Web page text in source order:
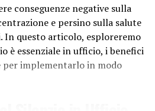
magico estremamente
del naso di Lord Voldemort
è una scelta deliberata da
la sua natura
conseguenze negative sulla
e persino sulla salute
In questo articolo, esploreremo
è essenziale in ufficio, i benefici
per implementarlo in modo